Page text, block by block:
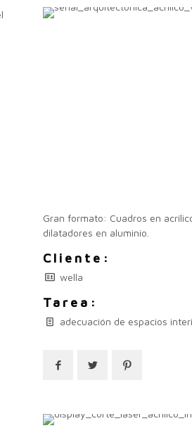
Gran formato: Cuadros en
dilatadores en aluminio.
Cliente:
wella
Tarea:
adecuación de espacios